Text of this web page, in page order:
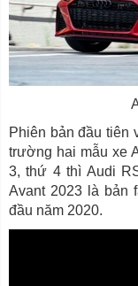
Phiên bản đầu tiên
trường hai mẫu xe
3, thứ 4 thì Audi
Avant 2023 là bản
đầu năm 2020.